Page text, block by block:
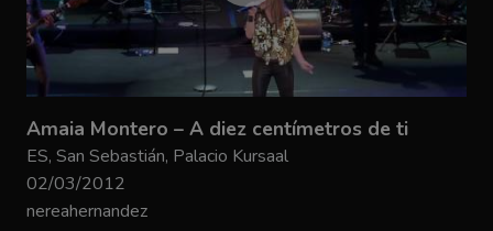
Amaia Montero – A diez centímetros de ti
ES, San Sebastián, Palacio Kursaal
02/03/2012
nereahernandez